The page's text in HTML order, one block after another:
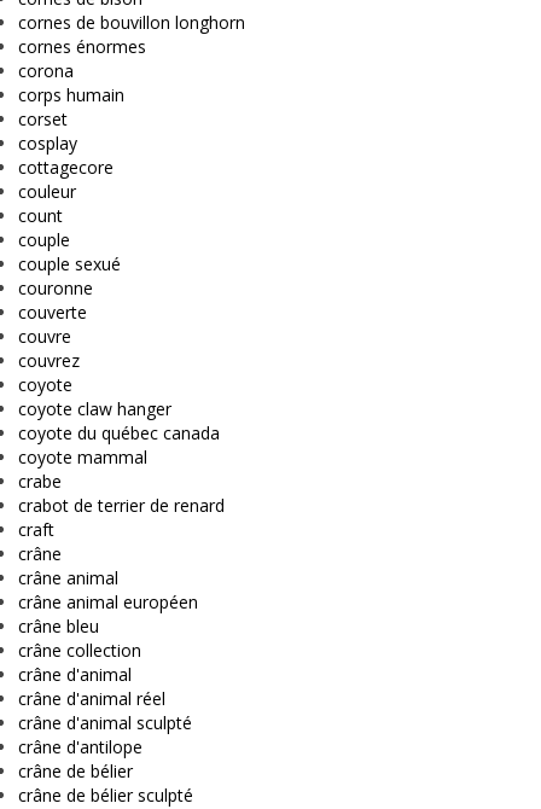
cornes de bouvillon longhorn
cornes énormes
corona
corps humain
corset
cosplay
cottagecore
couleur
count
couple
couple sexué
couronne
couverte
couvre
couvrez
coyote
coyote claw hanger
coyote du québec canada
coyote mammal
crabe
crabot de terrier de renard
craft
crâne
crâne animal
crâne animal européen
crâne bleu
crâne collection
crâne d'animal
crâne d'animal réel
crâne d'animal sculpté
crâne d'antilope
crâne de bélier
crâne de bélier sculpté